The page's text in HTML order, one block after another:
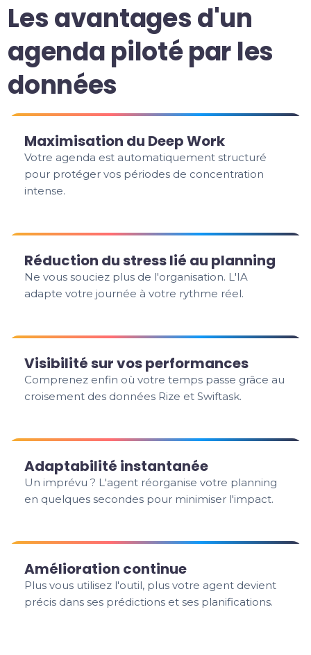
Les avantages d'un
agenda piloté par les
données
Maximisation du Deep Work
Votre agenda est automatiquement structuré
pour protéger vos périodes de concentration
intense.
Réduction du stress lié au planning
Ne vous souciez plus de l'organisation. L'IA
adapte votre journée à votre rythme réel.
Visibilité sur vos performances
Comprenez enfin où votre temps passe grâce au
croisement des données Rize et Swiftask.
Adaptabilité instantanée
Un imprévu ? L'agent réorganise votre planning
en quelques secondes pour minimiser l'impact.
Amélioration continue
Plus vous utilisez l'outil, plus votre agent devient
précis dans ses prédictions et ses planifications.